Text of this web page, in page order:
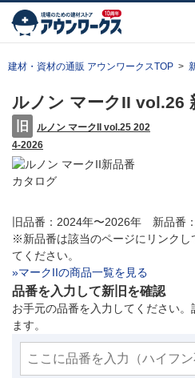
建材・資材の通販 アウンワークスTOP
ルノン マークII vol.26
ルノン マークII vol.25 202
4-2026
旧品番：2024年〜2026年 新品番
※新品番は該当のページにリンクし
てください。
»マークIIの商品一覧を見る
品番を入力して新旧を確認
お手元の品番を入力してください
ます。